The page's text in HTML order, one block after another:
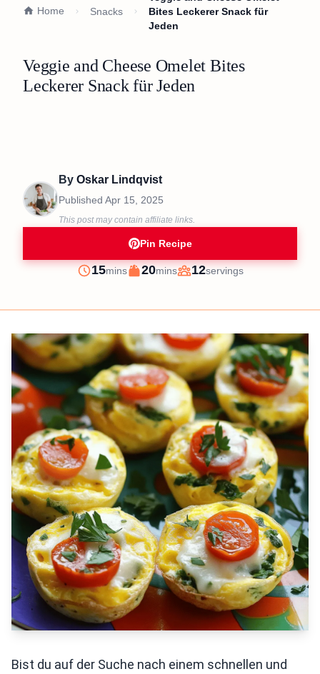
Home Snacks
Bites Leckerer Snack für
Jeden
Veggie and Cheese Omelet Bites
Leckerer Snack für Jeden
By Oskar Lindqvist
Published Apr 15, 2025
This post may contain affiliate links.
Pin Recipe
Prep
15minutes
mins
Cook
20minutes
mins
Servings
12servings
Bist du auf der Suche nach einem schnellen und